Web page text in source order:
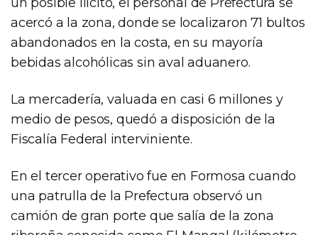
acercó a la zona, donde se localizaron 71 bultos
abandonados en la costa, en su mayoría
bebidas alcohólicas sin aval aduanero.
La mercadería, valuada en casi 6 millones y
medio de pesos, quedó a disposición de la
Fiscalía Federal interviniente.
En el tercer operativo fue en Formosa cuando
una patrulla de la Prefectura observó un
camión de gran porte que salía de la zona